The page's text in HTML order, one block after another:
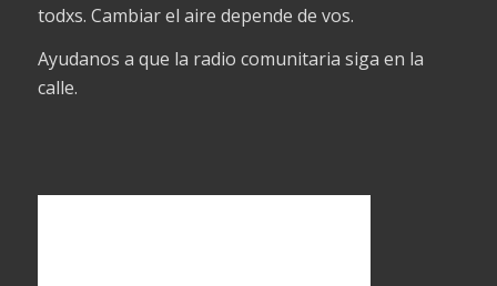
todxs. Cambiar el aire depende de vos.
Ayudanos a que la radio comunitaria siga en la
calle.